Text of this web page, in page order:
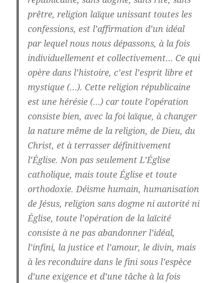
prêtre, religion laïque unissant toutes les
confessions, est l’affirmation d’un idéal
par lequel nous nous dépassons, à la fois
individuellement et collectivement… Ce qui
opère dans l’histoire, c’est l’esprit libre et
mystique (…). Cette religion républicaine
est une hérésie(…) car toute l’opération
consiste bien, avec la foi laïque, à changer
la nature même de la religion, de Dieu, du
Christ, et à terrasser définitivement
l’Église. Non pas seulement L’Église
catholique, mais toute Église et toute
orthodoxie. Déisme humain, humanisation
de Jésus, religion sans dogme ni autorité ni
Église, toute l’opération de la laïcité
consiste à ne pas abandonner l’idéal,
l’infini, la justice et l’amour, le divin, mais
à les reconduire dans le fini sous l’espèce
d’une exigence et d’une tâche à la fois